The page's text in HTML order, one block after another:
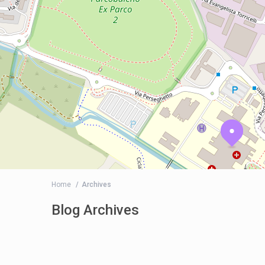
Home Archives
Blog Archives